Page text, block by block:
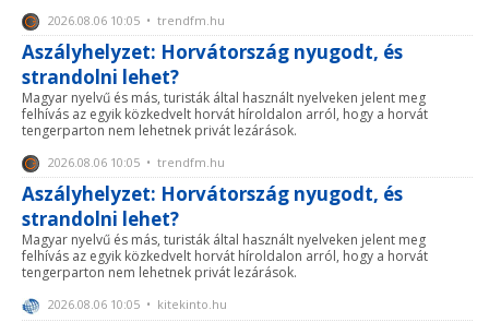
2026.08.06 10:05 • trendfm.hu
Aszályhelyzet: Horvátország nyugodt, és
strandolni lehet?
Magyar nyelvű és más, turisták által használt nyelveken jelent meg
felhívás az egyik közkedvelt horvát híroldalon arról, hogy a horvát
tengerparton nem lehetnek privát lezárások.
2026.08.06 10:05 • trendfm.hu
Aszályhelyzet: Horvátország nyugodt, és
strandolni lehet?
Magyar nyelvű és más, turisták által használt nyelveken jelent meg
felhívás az egyik közkedvelt horvát híroldalon arról, hogy a horvát
tengerparton nem lehetnek privát lezárások.
2026.08.06 10:05 • kitekinto.hu